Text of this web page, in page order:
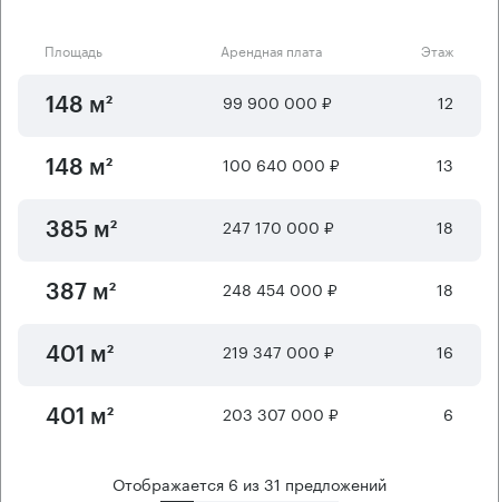
Площадь Арендная плата Этаж
148 м² 99 900 000 ₽ 12
148 м² 100 640 000 ₽ 13
385 м² 247 170 000 ₽ 18
387 м² 248 454 000 ₽ 18
401 м² 219 347 000 ₽ 16
401 м² 203 307 000 ₽ 6
Отображается 6 из31 предложений